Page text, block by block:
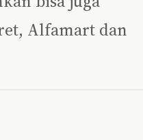
Alfamart dan